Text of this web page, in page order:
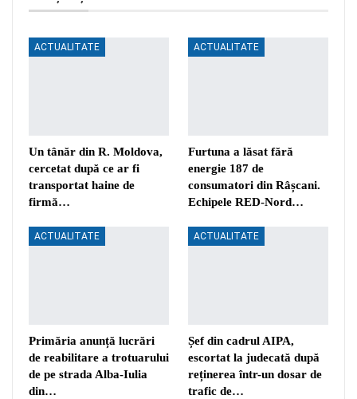
ACTUALITATE
Un tânăr din R. Moldova,
cercetat după ce ar fi
transportat haine de
firmă…
ACTUALITATE
Furtuna a lăsat fără
energie 187 de
consumatori din Râșcani.
Echipele RED-Nord…
ACTUALITATE
Primăria anunță lucrări
de reabilitare a trotuarului
de pe strada Alba-Iulia
din…
ACTUALITATE
Șef din cadrul AIPA,
escortat la judecată după
reținerea într-un dosar de
trafic de…